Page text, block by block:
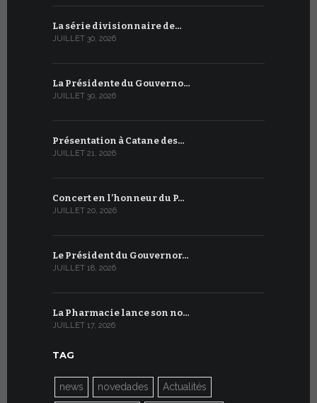
La série divisionnaire de…
JUILLET 30, 2026
La Présidente du Gouverno…
JUILLET 30, 2026
Présentation à Catane des…
JUILLET 21, 2026
Concert en l’honneur du P…
JUILLET 20, 2026
Le Président du Gouvernor…
JUILLET 18, 2026
La Pharmacie lance son no…
JUILLET 17, 2026
TAG
news novedades Actualités